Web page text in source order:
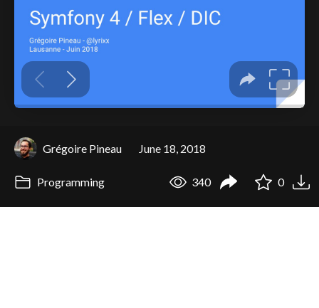
Grégoire Pineau June 18, 2018
Programming 340 0